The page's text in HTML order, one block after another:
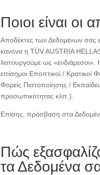
Ποιοι είναι
Αποδέκτες των Δεδομένων σας
κανόνα η TÜV AUSTRIA
λειτουργούμε ως
επίσημοι Εποπτικοί /
Φορείς Πιστοποίησης /
προσωπικότητας κλπ.).
Επίσης, πρόσβαση στα
Πώς
τα Δεδομένα